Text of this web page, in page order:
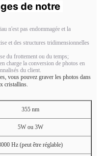
de notre
n'est pas endommagée et la
et des structures tridimensionnelles
du frottement ou du temps;
charge la conversion de photos en
du client.
vous pouvez graver les photos dans
cristallins.
355 nm
5W ou 3W
Hz (peut être réglable)